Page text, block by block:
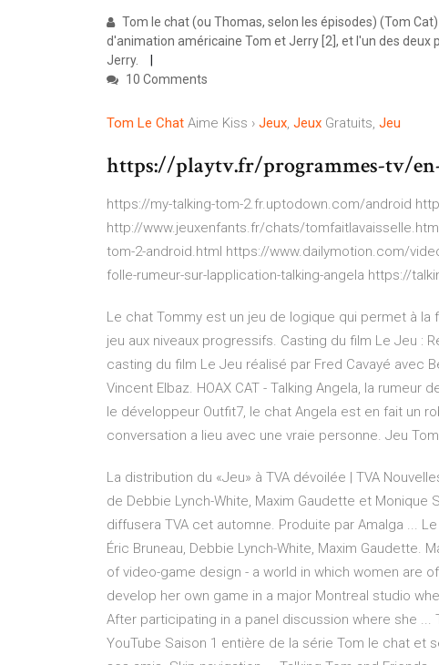
Tom le chat (ou Thomas, selon les épisodes) (Tom
d'animation américaine Tom et Jerry [2], et l'un des
Jerry.
10 Comments
Tom Le Chat Aime Kiss › Jeux, Jeux Gratuits, Jeu
https://playtv.fr/programmes-tv/
https://my-talking-tom-2.fr.uptodown.com/android
http://www.jeuxenfants.fr/chats/
tom-2-android.html https://www.dailymotion.com/
folle-rumeur-sur-lapplication-talking-angela https://
Le chat Tommy est un jeu de logique qui permet à
jeu aux niveaux progressifs. Casting du film Le Jeu :
casting du film Le Jeu réalisé par Fred Cavayé avec
Vincent Elbaz. HOAX CAT - Talking Angela, la
le développeur Outfit7, le chat Angela est en fait un
conversation a lieu avec une vraie personne. Jeu
La distribution du «Jeu» à TVA dévoilée | TVA
de Debbie Lynch-White, Maxim Gaudette et Monique
diffusera TVA cet automne. Produite par Amalga ...
Éric Bruneau, Debbie Lynch-White, Maxim Gaudette.
of video-game design - a world in which women are
develop her own game in a major Montreal studio
After participating in a panel discussion where she ...
YouTube Saison 1 entière de la série Tom le chat et